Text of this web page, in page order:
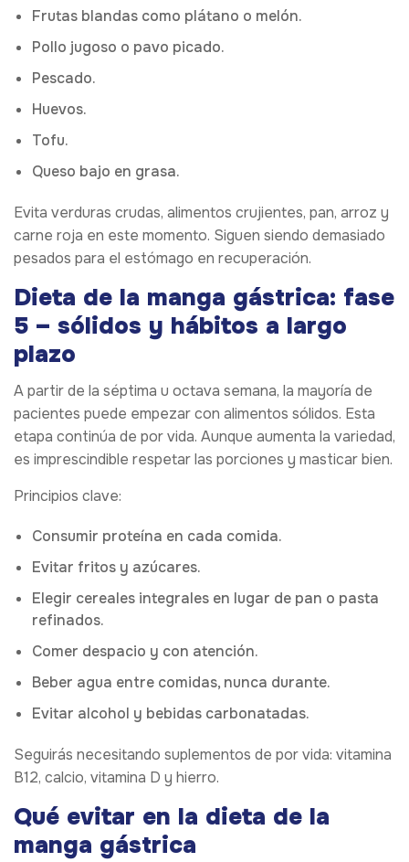
Frutas blandas como plátano o melón.
Pollo jugoso o pavo picado.
Pescado.
Huevos.
Tofu.
Queso bajo en grasa.
Evita verduras crudas, alimentos crujientes, pan, arroz y
carne roja en este momento. Siguen siendo demasiado
pesados para el estómago en recuperación.
Dieta de la manga gástrica: fase
5 – sólidos y hábitos a largo
plazo
A partir de la séptima u octava semana, la mayoría de
pacientes puede empezar con alimentos sólidos. Esta
etapa continúa de por vida. Aunque aumenta la variedad,
es imprescindible respetar las porciones y masticar bien.
Principios clave:
Consumir proteína en cada comida.
Evitar fritos y azúcares.
Elegir cereales integrales en lugar de pan o pasta
refinados.
Comer despacio y con atención.
Beber agua entre comidas, nunca durante.
Evitar alcohol y bebidas carbonatadas.
Seguirás necesitando suplementos de por vida: vitamina
B12, calcio, vitamina D y hierro.
Qué evitar en la dieta de la
manga gástrica